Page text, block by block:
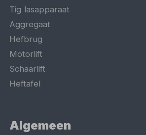
Tig lasapparaat
Aggregaat
Hefbrug
Motorlift
Schaarlift
Heftafel
Algemeen